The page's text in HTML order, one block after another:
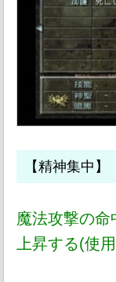
【精神集中】
魔法攻撃の命
上昇する(使